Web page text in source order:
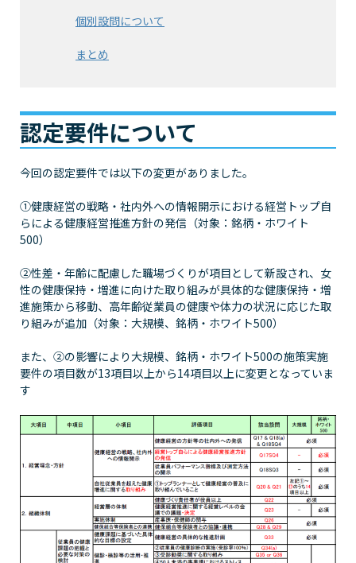
個別設問について
まとめ
認定要件について
今回の認定要件では以下の変更がありました。
①健康経営の戦略・社内外への情報開示における経営トップ自
らによる健康経営推進方針の発信（対象：銘柄・ホワイト
500）
②性差・年齢に配慮した職場づくりが項目として新設され、女
性の健康保持・増進に向けた取り組みが具体的な健康保持・増
進施策から移動、高年齢従業員の健康や体力の状況に応じた取
り組みが追加（対象：大規模、銘柄・ホワイト500）
また、②の影響により大規模、銘柄・ホワイト500の施策実施
要件の項目数が13項目以上から14項目以上に変更となっていま
す